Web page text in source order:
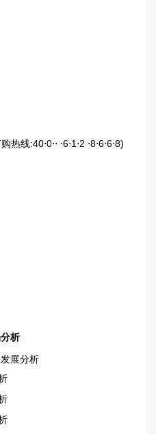
⋅6⋅1⋅2 ⋅8⋅6⋅6⋅8)
析
展分析